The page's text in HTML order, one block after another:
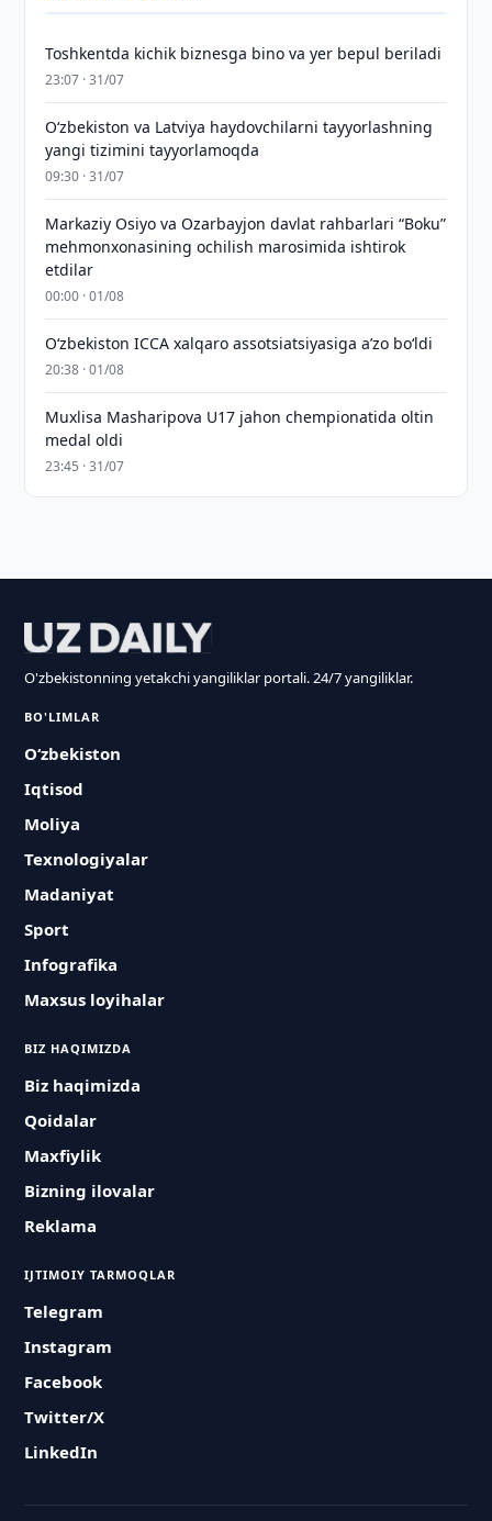
Toshkentda kichik biznesga bino va yer bepul beriladi
23:07 · 31/07
Oʻzbekiston va Latviya haydovchilarni tayyorlashning
yangi tizimini tayyorlamoqda
09:30 · 31/07
Markaziy Osiyo va Ozarbayjon davlat rahbarlari “Boku”
mehmonxonasining ochilish marosimida ishtirok
etdilar
00:00 · 01/08
O‘zbekiston ICCA xalqaro assotsiatsiyasiga aʼzo bo‘ldi
20:38 · 01/08
Muxlisa Masharipova U17 jahon chempionatida oltin
medal oldi
23:45 · 31/07
O'zbekistonning yetakchi yangiliklar portali. 24/7 yangiliklar.
BO'LIMLAR
O‘zbekiston
Iqtisod
Moliya
Texnologiyalar
Madaniyat
Sport
Infografika
Maxsus loyihalar
BIZ HAQIMIZDA
Biz haqimizda
Qoidalar
Maxfiylik
Bizning ilovalar
Reklama
IJTIMOIY TARMOQLAR
Telegram
Instagram
Facebook
Twitter/X
LinkedIn